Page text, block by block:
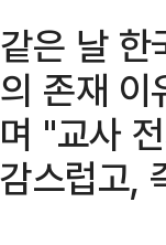
같은 날 한
의 존재 이
며 "교사
감스럽고,